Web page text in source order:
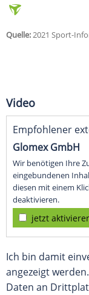
Quelle:2021 Sport-
Video
Empfohlener
Glomex GmbH
Wir benötigen Ihre
eingebundenen
diesen mit einem
deaktivieren.
jetzt
Ich bin damit
angezeigt
Daten an